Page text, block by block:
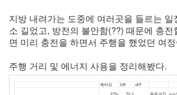
지방 내려가는 도중에 여러곳을 들르는
소 길었고, 방전의 불안함(??) 때문에 충전
면 미리 충전을 하면서 주행을 했었던 여
주행 거리 및 에너지 사용을 정리해봤다.